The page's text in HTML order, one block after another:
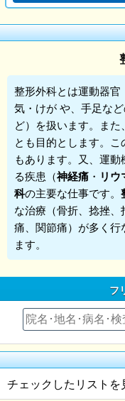
整形外科とは運動器
気・けが や、手足な
ど）を扱います。ま
とも目的とします。こ
もあります。又、運
る疾患（神経痛 ・ リウ
科の主要な仕事です。
な治療（骨折、捻挫
痛、関節痛）が多く行
ます。
フ
チェックしたリストを